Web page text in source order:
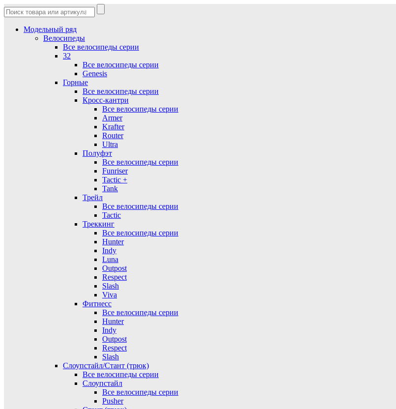
Модельный ряд
Велосипеды
Все велосипеды серии
32
Все велосипеды серии
Genesis
Горные
Все велосипеды серии
Кросс-кантри
Все велосипеды серии
Armer
Krafter
Router
Ultra
Полуфэт
Все велосипеды серии
Funriser
Tactic +
Tank
Трейл
Все велосипеды серии
Tactic
Треккинг
Все велосипеды серии
Hunter
Indy
Luna
Outpost
Respect
Slash
Viva
Фитнесс
Все велосипеды серии
Hunter
Indy
Outpost
Respect
Slash
Слоупстайл/Стант (трюк)
Все велосипеды серии
Слоупстайл
Все велосипеды серии
Pusher